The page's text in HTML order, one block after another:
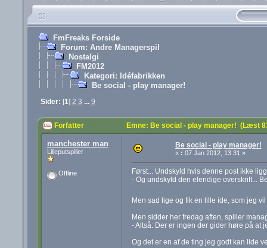
FmFreaks Forside
Forum: Andre Managerspil
Nostalgi
FM2012
Kategori: Idéfabrikken
Be social - play manager!
Sider: [1] 2 3 ... 9
Forfatter Emne: Be social - play manager! (Læst
manchester man
Lilleputspiller
Offline
Be social - play manager!
« : 07 Jan 2012, 13:31 »
Først... Undskyld hvis denne post ikke
- Og undskyld den elendige overskrift...
Men sad lige og fik en lille ide, som jeg
Men sidder her fredag aften, spiller
- Altså: Der er ingen der gider høre på at
Og det er en af de ting jeg godt kan lide